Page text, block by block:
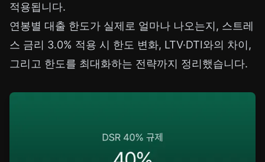
적용됩니다.
연봉별 대출 한도가 실제로 얼마나 나오는지, 스트레
스 금리 3.0% 적용 시 한도 변화, LTV·DTI와의 차이,
그리고 한도를 최대화하는 전략까지 정리했습니다.